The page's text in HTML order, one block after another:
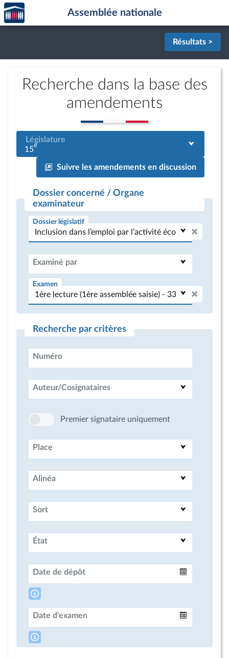
Aller au contenu
Aller en bas de la page
Accèder
à la
page
Assemblée nationale
Résultats >
Recherche dans la base des
amendements
Législature
15e
Suivre les amendements en discussion
Dossier concerné / Organe
examinateur
Dossier législatif
Examiné par
Examen
Recherche par critères
Numéro
Auteur/Cosignataires
Premier signataire uniquement
Place
Alinéa
Sort
État
Date de dépôt
Date d'examen